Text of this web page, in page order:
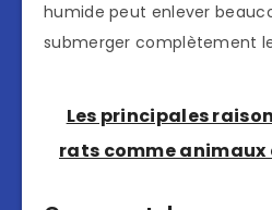
humide peut enlever
submerger complètement
Les principales
rats comme animaux